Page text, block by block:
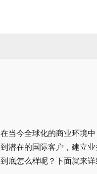
在当今全球化的商业环境
到潜在的国际客户，建立
到底怎么样呢？下面就来详